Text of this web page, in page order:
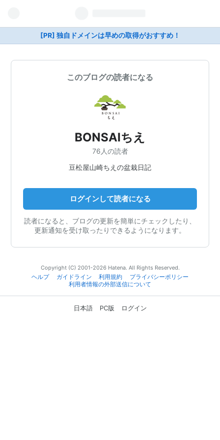
[PR] 独自ドメインは早めの取得がおすすめ！
このブログの読者になる
BONSAIちえ
76人の読者
豆松屋山崎ちえの盆栽日記
ログインして読者になる
読者になると、ブログの更新を簡単にチェックしたり、
更新通知を受け取ったりできるようになります。
Copyright (C) 2001-2026 Hatena. All Rights Reserved.
ヘルプ
ガイドライン 利用規約
プライバシーポリシー
利用者情報の外部送信について
日本語 PC版 ログイン